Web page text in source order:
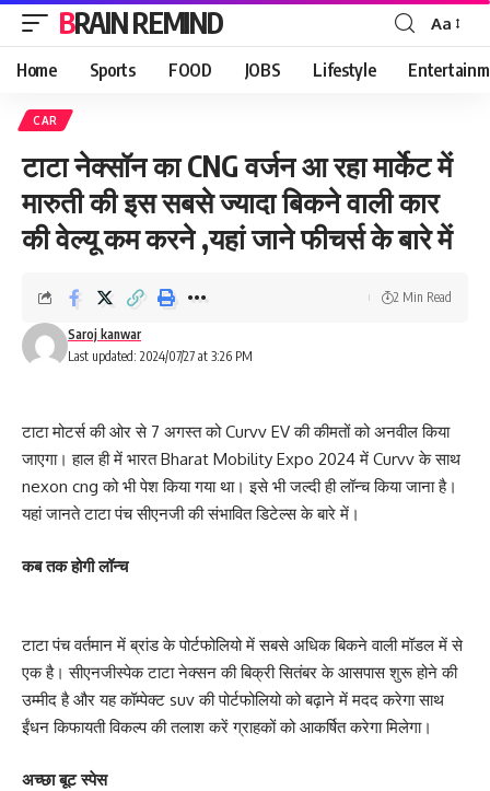
BRAIN REMIND
Font
Resizer
Aa
Home Sports FOOD JOBS Lifestyle
CAR
टाटा नेक्सॉन का CNG वर्जन आ रहा मार्केट में
मारुती की इस सबसे ज्यादा बिकने वाली कार
की वेल्यू कम करने ,यहां जाने फीचर्स के बारे में
Last updated: 2024/07/27 at 3:26 PM
Saroj kanwar
2 Min Read
टाटा मोटर्स की ओर से 7 अगस्त को Curvv EV की कीमतों को अनवील किया
जाएगा। हाल ही में भारत Bharat Mobility Expo 2024 में Curvv के साथ
nexon cng को भी पेश किया गया था। इसे भी जल्दी ही लॉन्च किया जाना है।
यहां जानते टाटा पंच सीएनजी की संभावित डिटेल्स के बारे में।
कब तक होगी लॉन्च
टाटा पंच वर्तमान में ब्रांड के पोर्टफोलियो में सबसे अधिक बिकने वाली मॉडल में से
एक है। सीएनजीस्पेक टाटा नेक्सन की बिक्री सितंबर के आसपास शुरू होने की
उम्मीद है और यह कॉम्पेक्ट suv की पोर्टफोलियो को बढ़ाने में मदद करेगा साथ
ईंधन किफायती विकल्प की तलाश करें ग्राहकों को आकर्षित करेगा मिलेगा।
अच्छा बूट स्पेस